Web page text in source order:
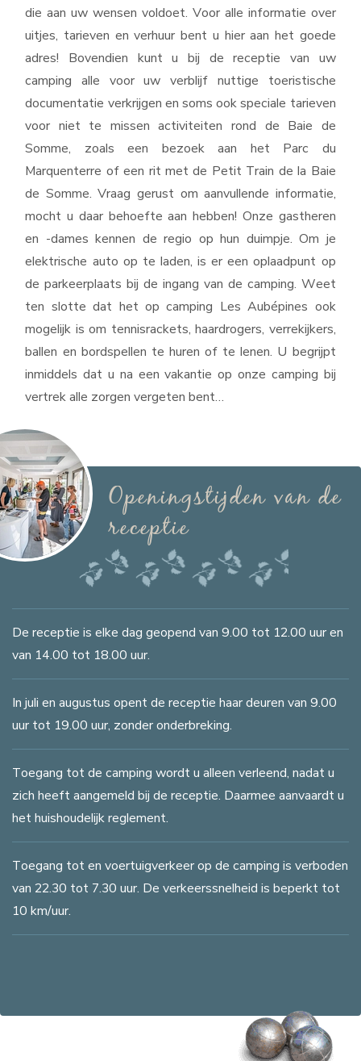
die aan uw wensen voldoet. Voor alle informatie over
uitjes, tarieven en verhuur bent u hier aan het goede
adres! Bovendien kunt u bij de receptie van uw
camping alle voor uw verblijf nuttige toeristische
documentatie verkrijgen en soms ook speciale tarieven
voor niet te missen activiteiten rond de Baie de
Somme, zoals een bezoek aan het Parc du
Marquenterre of een rit met de Petit Train de la Baie
de Somme. Vraag gerust om aanvullende informatie,
mocht u daar behoefte aan hebben! Onze gastheren
en -dames kennen de regio op hun duimpje. Om je
elektrische auto op te laden, is er een oplaadpunt op
de parkeerplaats bij de ingang van de camping. Weet
ten slotte dat het op camping Les Aubépines ook
mogelijk is om tennisrackets, haardrogers, verrekijkers,
ballen en bordspellen te huren of te lenen. U begrijpt
inmiddels dat u na een vakantie op onze camping bij
vertrek alle zorgen vergeten bent…
Openingstijden van de
receptie
De receptie is elke dag geopend van 9.00 tot 12.00 uur en
van 14.00 tot 18.00 uur.
In juli en augustus opent de receptie haar deuren van 9.00
uur tot 19.00 uur, zonder onderbreking.
Toegang tot de camping wordt u alleen verleend, nadat u
zich heeft aangemeld bij de receptie. Daarmee aanvaardt u
het huishoudelijk reglement.
Toegang tot en voertuigverkeer op de camping is verboden
van 22.30 tot 7.30 uur. De verkeerssnelheid is beperkt tot
10 km/uur.